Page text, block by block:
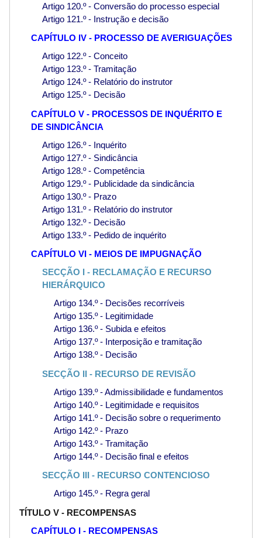
Artigo 120.º - Conversão do processo especial
Artigo 121.º - Instrução e decisão
CAPÍTULO IV - PROCESSO DE AVERIGUAÇÕES
Artigo 122.º - Conceito
Artigo 123.º - Tramitação
Artigo 124.º - Relatório do instrutor
Artigo 125.º - Decisão
CAPÍTULO V - PROCESSOS DE INQUÉRITO E
DE SINDICÂNCIA
Artigo 126.º - Inquérito
Artigo 127.º - Sindicância
Artigo 128.º - Competência
Artigo 129.º - Publicidade da sindicância
Artigo 130.º - Prazo
Artigo 131.º - Relatório do instrutor
Artigo 132.º - Decisão
Artigo 133.º - Pedido de inquérito
CAPÍTULO VI - MEIOS DE IMPUGNAÇÃO
SECÇÃO I - RECLAMAÇÃO E RECURSO
HIERÁRQUICO
Artigo 134.º - Decisões recorríveis
Artigo 135.º - Legitimidade
Artigo 136.º - Subida e efeitos
Artigo 137.º - Interposição e tramitação
Artigo 138.º - Decisão
SECÇÃO II - RECURSO DE REVISÃO
Artigo 139.º - Admissibilidade e fundamentos
Artigo 140.º - Legitimidade e requisitos
Artigo 141.º - Decisão sobre o requerimento
Artigo 142.º - Prazo
Artigo 143.º - Tramitação
Artigo 144.º - Decisão final e efeitos
SECÇÃO III - RECURSO CONTENCIOSO
Artigo 145.º - Regra geral
TÍTULO V - RECOMPENSAS
CAPÍTULO I - RECOMPENSAS